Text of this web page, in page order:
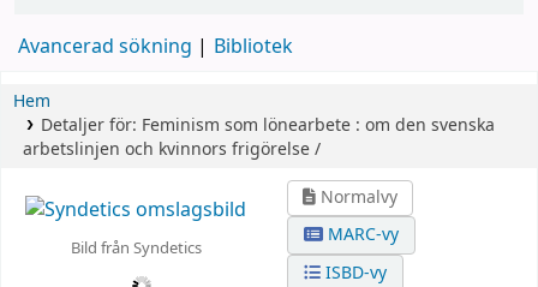
Avancerad sökning Bibliotek
Hem
Detaljer för: Feminism som lönearbete : om den svenska
arbetslinjen och kvinnors frigörelse /
Bild från Syndetics
Normalvy
MARC-vy
ISBD-vy